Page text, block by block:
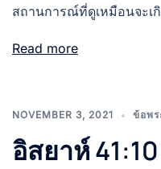
สถานการณ์ที่ดูเหมือนจะเ
Read more
NOVEMBER 3, 2021 ข้อพ
อิสยาห์ 41:10